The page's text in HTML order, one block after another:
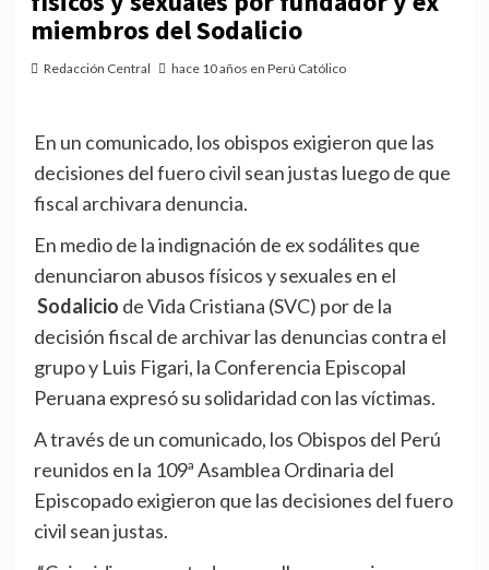
miembros del Sodalicio
Redacción Central hace 10 años en Perú Católico
En un comunicado, los obispos exigieron que las
decisiones del fuero civil sean justas luego de que
fiscal archivara denuncia.
En medio de la indignación de ex sodálites que
denunciaron abusos físicos y sexuales en el
Sodalicio de Vida Cristiana (SVC) por de la
decisión fiscal de archivar las denuncias contra el
grupo y Luis Figari, la Conferencia Episcopal
Peruana expresó su solidaridad con las víctimas.
A través de un comunicado, los Obispos del Perú
reunidos en la 109ªAsamblea Ordinaria del
Episcopado exigieron que las decisiones del fuero
civil sean justas.